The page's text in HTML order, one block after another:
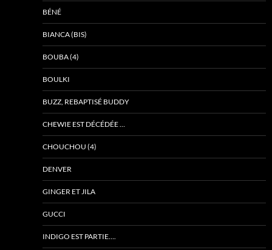
BÉNÉ
BIANCA (BIS)
BOUBA (4)
BOULKI
BUZZ, REBAPTISÉ BUDDY
CHEWIE EST DÉCÉDÉE …
CHOUCHOU (4)
DENVER
GINGER ET JILA
GUCCI
INDIGO EST PARTIE….